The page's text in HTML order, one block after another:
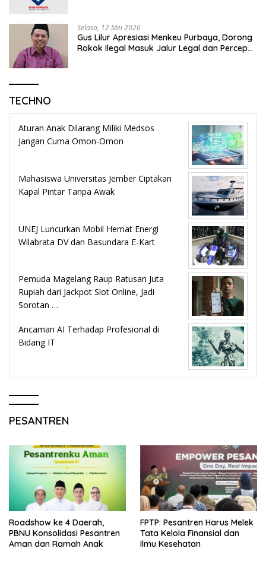
Selasa, 12 Mei 2026
Gus Lilur Apresiasi Menkeu Purbaya, Dorong
Rokok Ilegal Masuk Jalur Legal dan Percepat
TECHNO
Aturan Anak Dilarang Miliki Medsos
Jangan Cuma Omon-Omon
Mahasiswa Universitas Jember Ciptakan
Kapal Pintar Tanpa Awak
UNEJ Luncurkan Mobil Hemat Energi
Wilabrata DV dan Basundara E-Kart
Pemuda Magelang Raup Ratusan Juta
Rupiah dari Jackpot Slot Online, Jadi
Sorotan …
Ancaman AI Terhadap Profesional di
Bidang IT
PESANTREN
Roadshow ke 4 Daerah,
PBNU Konsolidasi Pesantren
Aman dan Ramah Anak
FPTP: Pesantren Harus Melek
Tata Kelola Finansial dan
Ilmu Kesehatan